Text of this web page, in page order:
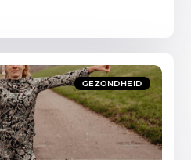
GEZONDHEID